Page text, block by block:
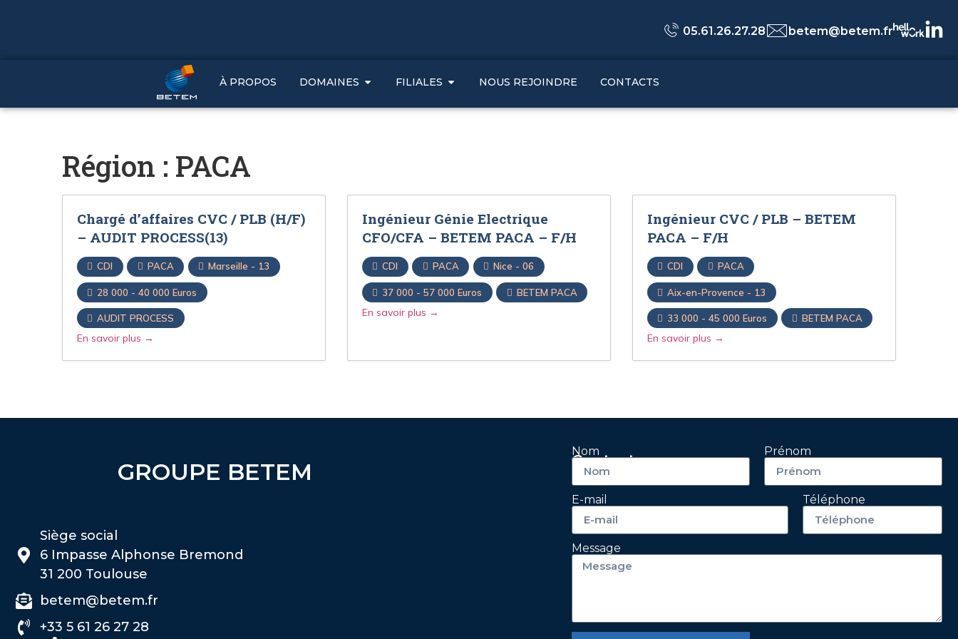
betem@betem.fr
05.61.26.27.28
À PROPOS DOMAINES FILIALES NOUS REJOINDRE CONTACTS
Région : PACA
Chargé d’affaires CVC / PLB (H/F)
– AUDIT PROCESS(13)
CDI PACA Marseille - 13
28 000 - 40 000 Euros
AUDIT PROCESS
En savoir plus
Ingénieur Génie Electrique
CFO/CFA – BETEM PACA – F/H
CDI PACA Nice - 06
37 000 - 57 000 Euros BETEM PACA
En savoir plus
Ingénieur CVC / PLB – BETEM
PACA – F/H
CDI PACA
Aix-en-Provence - 13
33 000 - 45 000 Euros BETEM PACA
En savoir plus
GROUPE BETEM
Siège social
6 Impasse Alphonse Bremond
31 200 Toulouse
betem@betem.fr
+33 5 61 26 27 28
Contactez-nous
Nom Prénom
E-mail Téléphone
Message